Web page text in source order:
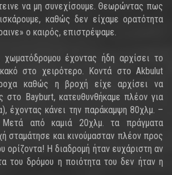
να μη συνεχίσουμε. Θεωρώντας πως
καθώς δεν είχαμε ορατότητα
ο καιρός, επιστρέψαμε.
έχοντας ήδη αρχίσει το
στο χειρότερο. Κοντά στο Akbulut
καθώς η βροχή είχε αρχίσει να
στο Bayburt, κατευθυνθήκαμε πλέον για
έχοντας κάνει την παράκαμψη 80χλμ. –
από καμιά 20χλμ. τα πράγματα
σταμάτησε και κινούμασταν πλέον προς
ορίζοντα! Η διαδρομή ήταν ευχάριστη αν
του δρόμου η ποιότητα του δεν ήταν η